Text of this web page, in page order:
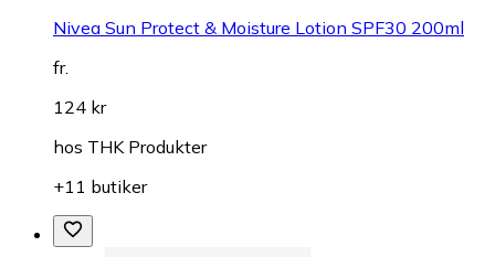
Nivea Sun Protect & Moisture Lotion SPF30 200ml
fr.
124 kr
hos THK Produkter
+11 butiker